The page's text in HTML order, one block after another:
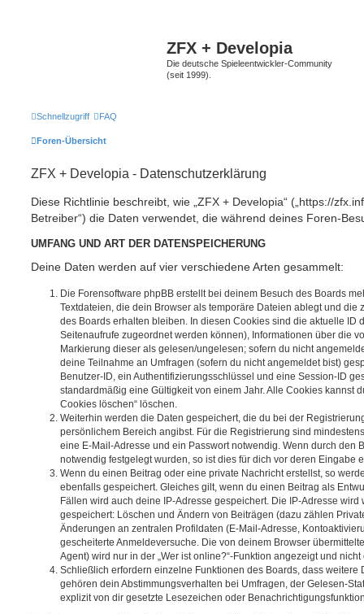
ZFX + Developia
Die deutsche Spieleentwickler-Community
(seit 1999).
Schnellzugriff FAQ
Foren-Übersicht
ZFX + Developia - Datenschutzerklärung
Diese Richtlinie beschreibt, wie „ZFX + Developia“ („https://
Betreiber“) die Daten verwendet, die während deines Foren-
UMFANG UND ART DER DATENSPEICHERUNG
Deine Daten werden auf vier verschiedene Arten gesammelt:
Die Forensoftware phpBB erstellt bei deinem Besuch des Boards
Textdateien, die dein Browser als temporäre Dateien ablegt und die
des Boards erhalten bleiben. In diesen Cookies sind die aktuelle ID
Seitenaufrufe zugeordnet werden können), Informationen über die
Markierung dieser als gelesen/ungelesen; sofern du nicht
deine Teilnahme an Umfragen (sofern du nicht angemeldet bist)
Benutzer-ID, ein Authentifizierungsschlüssel und eine Session-ID
standardmäßig eine Gültigkeit von einem Jahr. Alle Cookies kannst
Cookies löschen“ löschen.
Weiterhin werden die Daten gespeichert, die du bei der
persönlichem Bereich angibst. Für die Registrierung sind
eine E-Mail-Adresse und ein Passwort notwendig. Wenn durch den
notwendig festgelegt wurden, so ist dies für dich vor deren Eingabe
Wenn du einen Beitrag oder eine private Nachricht erstellst, so
ebenfalls gespeichert. Gleiches gilt, wenn du einen Beitrag als
Fällen wird auch deine IP-Adresse gespeichert. Die IP-Adresse
gespeichert: Löschen und Ändern von Beiträgen (dazu zählen
Änderungen an zentralen Profildaten (E-Mail-Adresse,
gescheiterte Anmeldeversuche. Die von deinem Browser
Agent) wird nur in der „Wer ist online?“-Funktion angezeigt und
Schließlich erfordern einzelne Funktionen des Boards, dass weitere
gehören dein Abstimmungsverhalten bei Umfragen, der Gelesen-
explizit von dir gesetzte Lesezeichen oder